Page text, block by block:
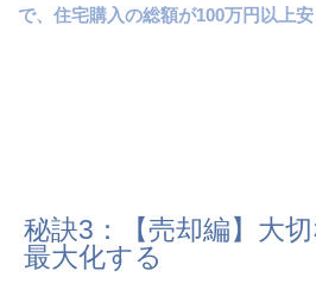
で、住宅購入の総額が100万円以上
秘訣3：【売却編】大
最大化する